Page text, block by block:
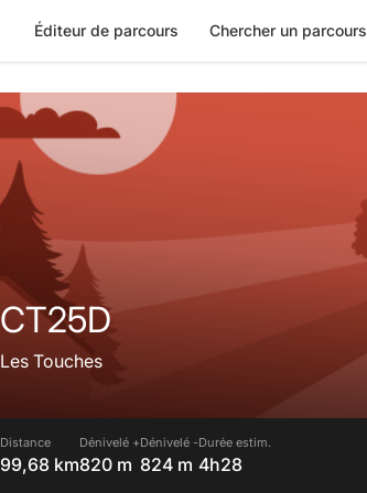
Éditeur de parcours Chercher un parcours
CT25D
Les Touches
Distance
99,68 km
Dénivelé +
820 m
Dénivelé -
824 m
Durée estim.
4h28